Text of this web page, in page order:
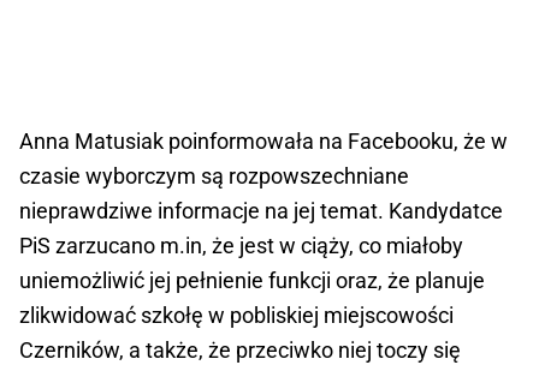
Anna Matusiak poinformowała na Facebooku, że w
czasie wyborczym są rozpowszechniane
nieprawdziwe informacje na jej temat. Kandydatce
PiS zarzucano m.in, że jest w ciąży, co miałoby
uniemożliwić jej pełnienie funkcji oraz, że planuje
zlikwidować szkołę w pobliskiej miejscowości
Czerników, a także, że przeciwko niej toczy się